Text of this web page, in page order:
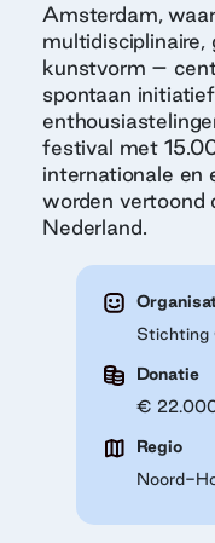
Amsterdam,
multidisciplinaire,
kunstvorm –
spontaan
festival met
internationale en
worden vertoond
Nederland.
Stichting
Donatie
€
Regio
Noord-